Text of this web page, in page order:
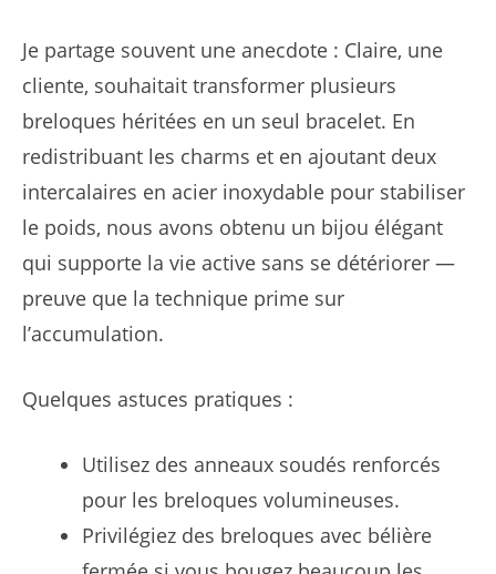
Je partage souvent une anecdote : Claire, une
cliente, souhaitait transformer plusieurs
breloques héritées en un seul bracelet. En
redistribuant les charms et en ajoutant deux
intercalaires en acier inoxydable pour stabiliser
le poids, nous avons obtenu un bijou élégant
qui supporte la vie active sans se détériorer —
preuve que la technique prime sur
l’accumulation.
Quelques astuces pratiques :
Utilisez des anneaux soudés renforcés
pour les breloques volumineuses.
Privilégiez des breloques avec bélière